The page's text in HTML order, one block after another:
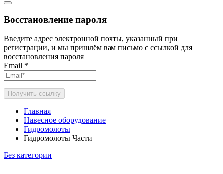
Восстановление пароля
Введите адрес электронной почты, указанный при
регистрации, и мы пришлём вам письмо с ссылкой для
восстановления пароля
Email *
Получить ссылку
Главная
Навесное оборудование
Гидромолоты
Гидромолоты Части
Без категории